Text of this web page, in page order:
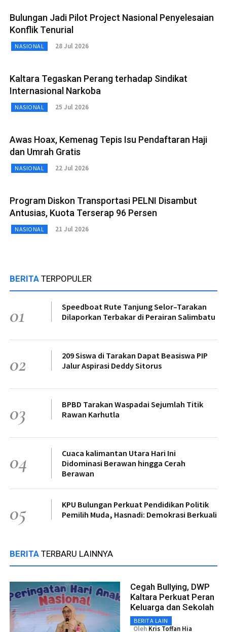
Bulungan Jadi Pilot Project Nasional Penyelesaian
Konflik Tenurial
NASIONAL 28 Jul 2026
Kaltara Tegaskan Perang terhadap Sindikat
Internasional Narkoba
NASIONAL 25 Jul 2026
Awas Hoax, Kemenag Tepis Isu Pendaftaran Haji
dan Umrah Gratis
NASIONAL 22 Jul 2026
Program Diskon Transportasi PELNI Disambut
Antusias, Kuota Terserap 96 Persen
NASIONAL 21 Jul 2026
BERITA TERPOPULER
01
Speedboat Rute Tanjung Selor–Tarakan
Dilaporkan Terbakar di Perairan Salimbatu
02
209 Siswa di Tarakan Dapat Beasiswa PIP
Jalur Aspirasi Deddy Sitorus
03
BPBD Tarakan Waspadai Sejumlah Titik
Rawan Karhutla
04
Cuaca kalimantan Utara Hari Ini
Didominasi Berawan hingga Cerah
Berawan
05
KPU Bulungan Perkuat Pendidikan Politik
Pemilih Muda, Hasnadi: Demokrasi Berkuali
BERITA TERBARU LAINNYA
Cegah Bullying, DWP
Kaltara Perkuat Peran
Keluarga dan Sekolah
BERITA LAIN
Oleh Kris Toffan Hia